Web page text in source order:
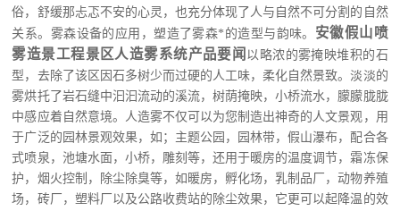
俗，舒缓那忐忑不安的心灵，也充分体现了人与自然不可分割的自然
关系。雾森设备的应用，塑造了雾森*的造型与韵味。 安徽假山喷
雾造景工程景区人造雾系统产品要闻 以略浓的雾掩映堆积的石
型，去除了该区因石多树少而过硬的人工味，柔化自然景致。淡淡的
雾烘托了岩石缝中汩汩流动的溪流，树荫掩映，小桥流水，朦朦胧胧
中感应着自然意境。人造雾不仅可以为您制造出神奇的人文景观，用
于广泛的园林景观效果，如；主题公园，园林带，假山瀑布，配合各
式喷泉，池塘水面，小桥，雕刻等，还用于暖房的温度调节，霜冻保
护，烟火控制，除尘除臭等，如暖房，孵化场，乳制品厂，动物养殖
场，砖厂，塑料厂以及公路收费站的除尘效果，它更可以起降温的效